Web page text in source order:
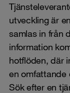
utveckling är
samlas in från
information
hotflöden, där
en omfattande
Sök efter en